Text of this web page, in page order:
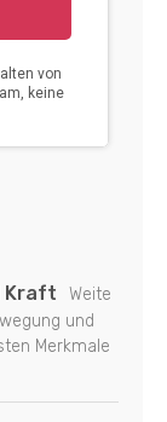
Kraft
Weite
und
Merkmale